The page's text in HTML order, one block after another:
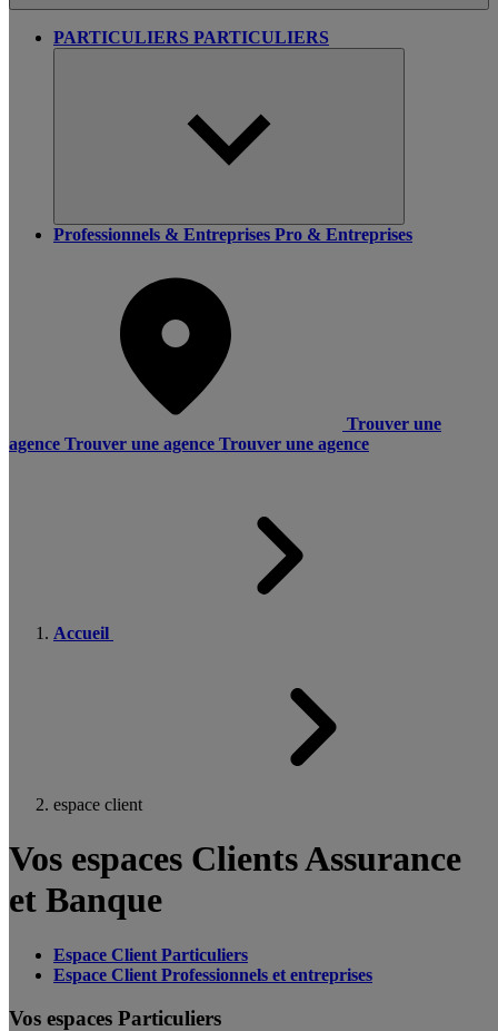
PARTICULIERS PARTICULIERS
Professionnels & Entreprises Pro & Entreprises
Trouver une
agence Trouver une agence Trouver une agence
Accueil
espace client
Vos espaces Clients Assurance
et Banque
Espace Client Particuliers
Espace Client Professionnels et entreprises
Vos espaces Particuliers